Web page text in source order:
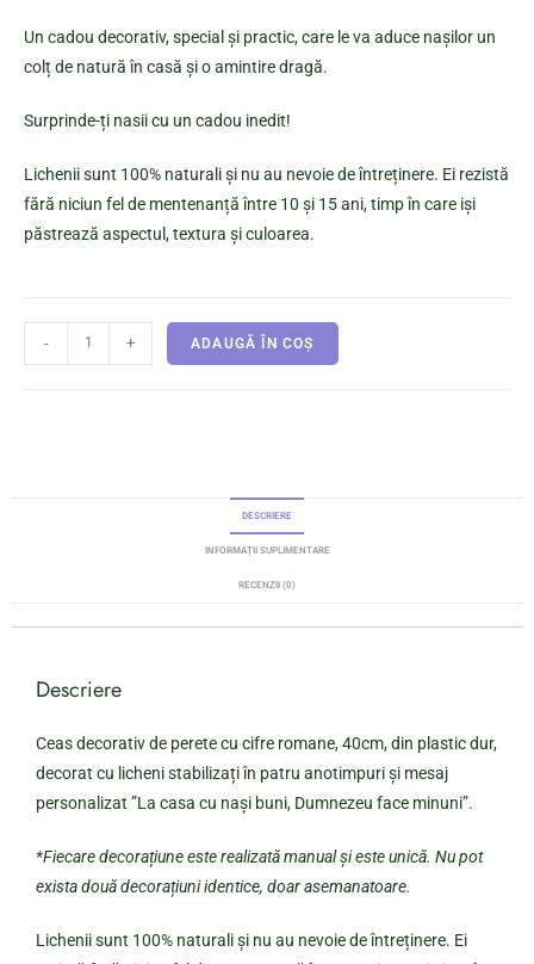
Un cadou decorativ, special și practic, care le va aduce nașilor un
colț de natură în casă și o amintire dragă.
Surprinde-ți nasii cu un cadou inedit!
Lichenii sunt 100% naturali și nu au nevoie de întreținere. Ei rezistă
fără niciun fel de mentenanță între 10 și 15 ani, timp în care iși
păstrează aspectul, textura și culoarea.
- + ADAUGĂ ÎN COȘ
DESCRIERE
INFORMAȚII SUPLIMENTARE
RECENZII (0)
Descriere
Ceas decorativ de perete cu cifre romane, 40cm, din plastic dur,
decorat cu licheni stabilizați în patru anotimpuri și mesaj
personalizat ”La casa cu nași buni, Dumnezeu face minuni”.
*Fiecare decorațiune este realizată manual și este unică. Nu pot
exista două decorațiuni identice, doar asemanatoare.
Lichenii sunt 100% naturali și nu au nevoie de întreținere. Ei